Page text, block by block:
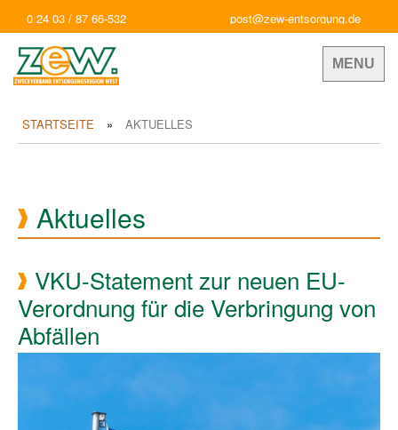
0 24 03 / 87 66-532 post@zew-entsorgung.de
MENU
STARTSEITE AKTUELLES
Aktuelles
VKU-Statement zur neuen EU-
Verordnung für die Verbringung von
Abfällen